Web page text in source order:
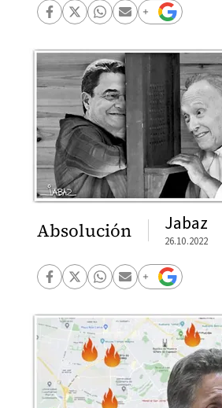
Absolución Jabaz
26.10.2022